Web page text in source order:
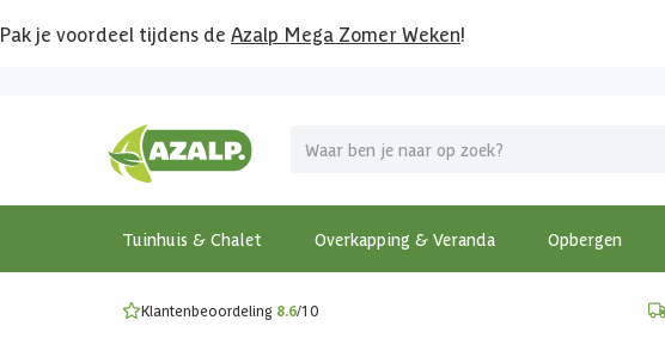
Pak je voordeel tijdens de Azalp Mega Zomer Weken!
Tuinhuis & Chalet Overkapping & Veranda Opbergen
MEGA zomer kortingen op overkappingen en tuinhuizen!
Bekijk de actiemodellen
Gratis wandplankset
Ontdek onze metalen overkappingen
Klantenbeoordeling 8.6/10